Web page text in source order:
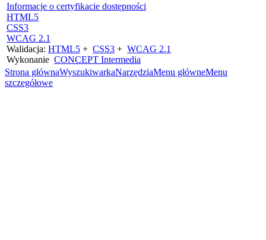
Informacje o certyfikacie dostępności
HTML5
CSS3
WCAG 2.1
Walidacja: HTML5 + CSS3 + WCAG 2.1
Wykonanie CONCEPT Intermedia
Strona głównaWyszukiwarkaNarzędziaMenu główneMenu
szczegółowe